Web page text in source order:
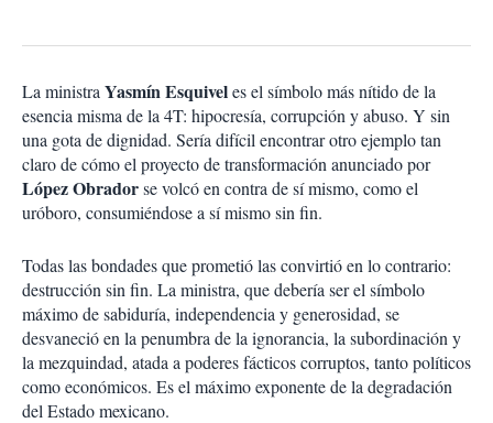
c
m
p
a
r
t
i
r
La ministra Yasmín Esquiveles el símbolo más nítido de la
esencia misma de la 4T: hipocresía, corrupción y abuso. Y sin
una gota de dignidad. Sería difícil encontrar otro ejemplo tan
claro de cómo el proyecto de transformación anunciado por
López Obradorse volcó en contra de sí mismo, como el
uróboro, consumiéndose a sí mismo sin fin.
Todas las bondades que prometió las convirtió en lo contrario:
destrucción sin fin. La ministra, que debería ser el símbolo
máximo de sabiduría, independencia y generosidad, se
desvaneció en la penumbra de la ignorancia, la subordinación y
la mezquindad, atada a poderes fácticos corruptos, tanto políticos
como económicos. Es el máximo exponente de la degradación
del Estado mexicano.